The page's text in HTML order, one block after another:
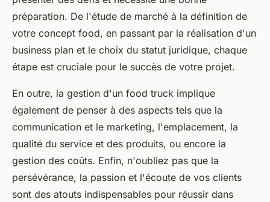
préparation. De l'étude de marché à la définition de
votre concept food, en passant par la réalisation d'un
business plan et le choix du statut juridique, chaque
étape est cruciale pour le succès de votre projet.
En outre, la gestion d'un food truck implique
également de penser à des aspects tels que la
communication et le marketing, l'emplacement, la
qualité du service et des produits, ou encore la
gestion des coûts. Enfin, n'oubliez pas que la
persévérance, la passion et l'écoute de vos clients
sont des atouts indispensables pour réussir dans